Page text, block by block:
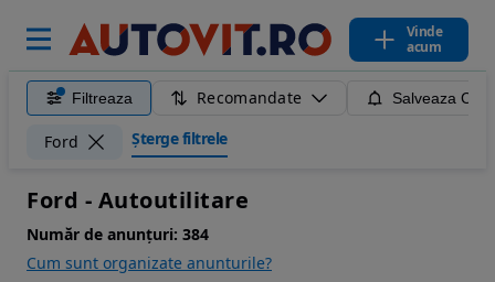
Vinde
acum
Filtreaza Recomandate Salveaza
Ford Șterge filtrele
Ford - Autoutilitare
Număr de anunțuri: 384
Cum sunt organizate anunturile?